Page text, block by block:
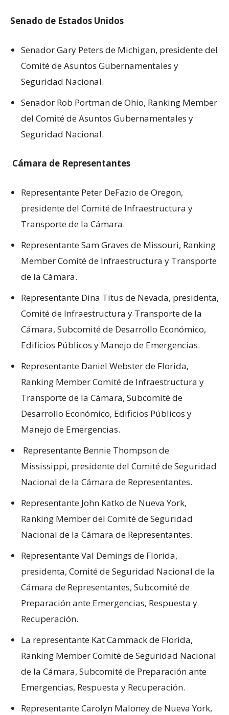
Senado de Estados Unidos
Senador Gary Peters de Michigan, presidente del
Comité de Asuntos Gubernamentales y
Seguridad Nacional.
Senador Rob Portman de Ohio, Ranking Member
del Comité de Asuntos Gubernamentales y
Seguridad Nacional.
Cámara de Representantes
Representante Peter DeFazio de Oregon,
presidente del Comité de Infraestructura y
Transporte de la Cámara.
Representante Sam Graves de Missouri, Ranking
Member Comité de Infraestructura y Transporte
de la Cámara.
Representante Dina Titus de Nevada, presidenta,
Comité de Infraestructura y Transporte de la
Cámara, Subcomité de Desarrollo Económico,
Edificios Públicos y Manejo de Emergencias.
Representante Daniel Webster de Florida,
Ranking Member Comité de Infraestructura y
Transporte de la Cámara, Subcomité de
Desarrollo Económico, Edificios Públicos y
Manejo de Emergencias.
Representante Bennie Thompson de
Mississippi, presidente del Comité de Seguridad
Nacional de la Cámara de Representantes.
Representante John Katko de Nueva York,
Ranking Member del Comité de Seguridad
Nacional de la Cámara de Representantes.
Representante Val Demings de Florida,
presidenta, Comité de Seguridad Nacional de la
Cámara de Representantes, Subcomité de
Preparación ante Emergencias, Respuesta y
Recuperación.
La representante Kat Cammack de Florida,
Ranking Member Comité de Seguridad Nacional
de la Cámara, Subcomité de Preparación ante
Emergencias, Respuesta y Recuperación.
Representante Carolyn Maloney de Nueva York,